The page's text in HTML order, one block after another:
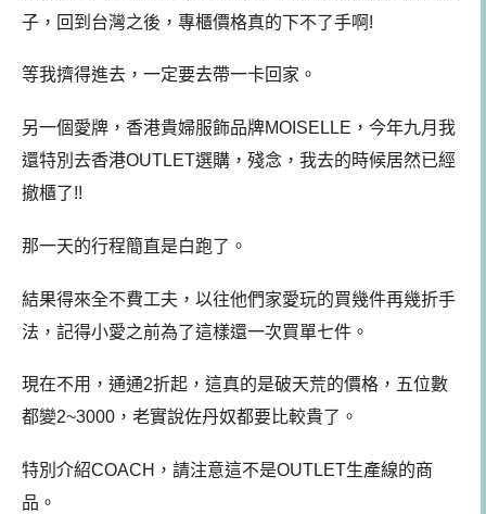
子，回到台灣之後，專櫃價格真的下不了手啊!
等我擠得進去，一定要去帶一卡回家。
另一個愛牌，香港貴婦服飾品牌MOISELLE，今年九月我
還特別去香港OUTLET選購，殘念，我去的時候居然已經
撤櫃了!!
那一天的行程簡直是白跑了。
結果得來全不費工夫，以往他們家愛玩的買幾件再幾折手
法，記得小愛之前為了這樣還一次買單七件。
現在不用，通通2折起，這真的是破天荒的價格，五位數
都變2~3000，老實說佐丹奴都要比較貴了。
特別介紹COACH，請注意這不是OUTLET生產線的商
品。